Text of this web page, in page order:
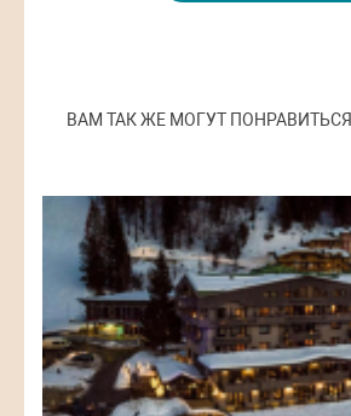
ВАМ ТАК ЖЕ МОГУТ ПОНРАВИТЬСЯ